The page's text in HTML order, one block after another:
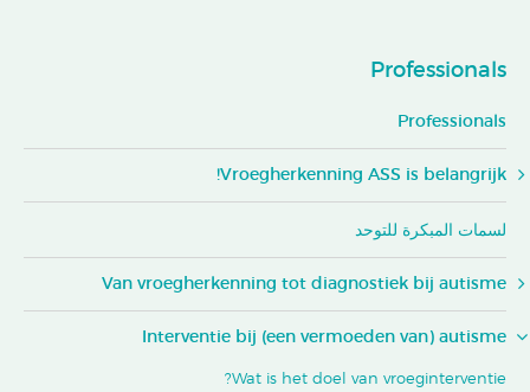
Professionals
Professionals
Vroegherkenning ASS is belangrijk!
لسمات المبكرة للتوحد
Van vroegherkenning tot diagnostiek bij autisme
Interventie bij (een vermoeden van) autisme
Wat is het doel van vroeginterventie?